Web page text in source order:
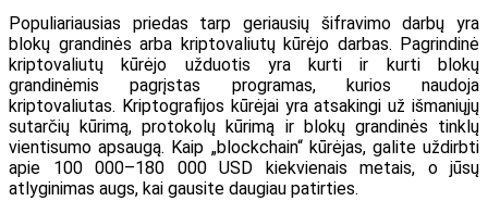
Populiariausias priedas tarp geriausių šifravimo darbų yra
blokų grandinės arba kriptovaliutų kūrėjo darbas. Pagrindinė
kriptovaliutų kūrėjo užduotis yra kurti ir kurti blokų
grandinėmis pagrįstas programas, kurios naudoja
kriptovaliutas. Kriptografijos kūrėjai yra atsakingi už išmaniųjų
sutarčių kūrimą, protokolų kūrimą ir blokų grandinės tinklų
vientisumo apsaugą. Kaip „blockchain“ kūrėjas, galite uždirbti
apie 100 000–180 000 USD kiekvienais metais, o jūsų
atlyginimas augs, kai gausite daugiau patirties.